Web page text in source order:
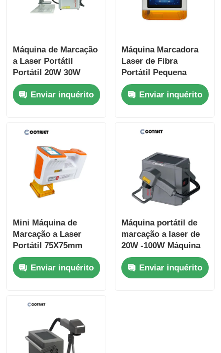
Máquina de Marcação
a Laser Portátil
Portátil 20W 30W
50W 100W Máquina
de Marcação a Laser
de Mesa
Enviar inquérito
Máquina Marcadora
Laser de Fibra
Portátil Pequena
Máquina de Gravação
a Laser Portátil 90V -
240V
Enviar inquérito
Mini Máquina de
Marcação a Laser
Portátil 75X75mm
Marcador a Laser de
Fibra Portátil
Enviar inquérito
Máquina portátil de
marcação a laser de
20W -100W Máquina
portátil de
codificação a laser
Enviar inquérito